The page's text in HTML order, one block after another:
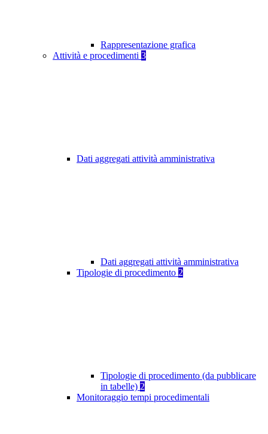
Rappresentazione grafica
Attività e procedimenti 3
Dati aggregati attività amministrativa
Dati aggregati attività amministrativa
Tipologie di procedimento 2
Tipologie di procedimento (da pubblicare
in tabelle) 2
Monitoraggio tempi procedimentali